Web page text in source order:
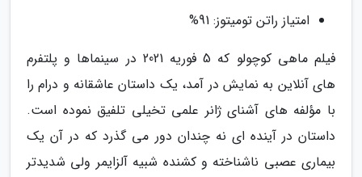
امتیاز راتن تومیتوز: 91%
فیلم ماهی کوچولو که 5 فوریه 2021 در سینماها و پلتفرم
های آنلاین به نمایش در آمد، یک داستان عاشقانه و درام را
با مؤلفه های آشنای ژانر علمی تخیلی تلفیق نموده است.
داستان در آینده ای نه چندان دور می گذرد که در آن یک
بیماری عصبی ناشناخته و کشنده شبیه آلزایمر ولی شدیدتر